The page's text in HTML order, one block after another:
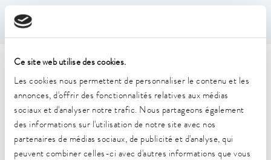
Ce site web utilise des cookies.
Les cookies nous permettent de personnaliser le contenu et les
annonces, d'offrir des fonctionnalités relatives aux médias
sociaux et d'analyser notre trafic. Nous partageons également
des informations sur l'utilisation de notre site avec nos
partenaires de médias sociaux, de publicité et d'analyse, qui
peuvent combiner celles-ci avec d'autres informations que vous
Caractéristiques techniques
(selon DIN 12876)
Plage de température de fonctionnement